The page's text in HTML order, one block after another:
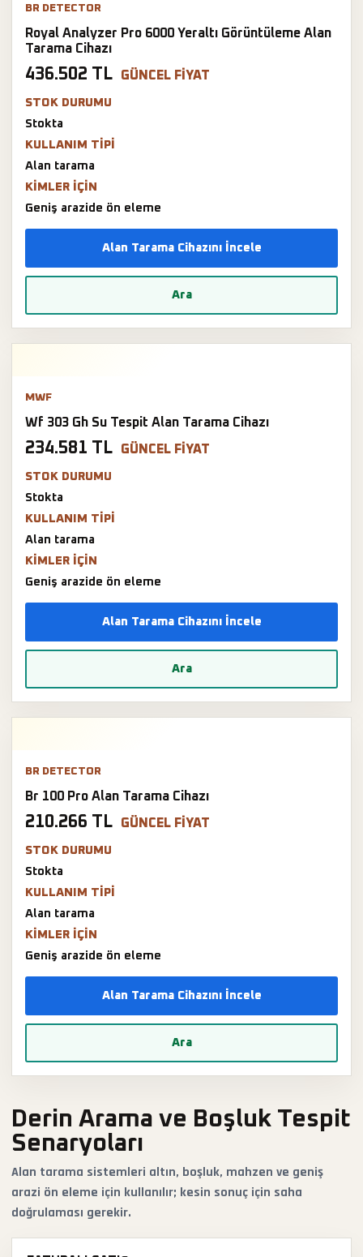
BR DETECTOR
Royal Analyzer Pro 6000 Yeraltı Görüntüleme Alan
Tarama Cihazı
436.502 TL GÜNCEL FIYAT
STOK DURUMU
Stokta
KULLANIM TIPI
Alan tarama
KIMLER IÇIN
Geniş arazide ön eleme
Alan Tarama Cihazını İncele
Ara
MWF
Wf 303 Gh Su Tespit Alan Tarama Cihazı
234.581 TL GÜNCEL FIYAT
STOK DURUMU
Stokta
KULLANIM TIPI
Alan tarama
KIMLER IÇIN
Geniş arazide ön eleme
Alan Tarama Cihazını İncele
Ara
BR DETECTOR
Br 100 Pro Alan Tarama Cihazı
210.266 TL GÜNCEL FIYAT
STOK DURUMU
Stokta
KULLANIM TIPI
Alan tarama
KIMLER IÇIN
Geniş arazide ön eleme
Alan Tarama Cihazını İncele
Ara
Derin Arama ve Boşluk Tespit
Senaryoları
Alan tarama sistemleri altın, boşluk, mahzen ve geniş
arazi ön eleme için kullanılır; kesin sonuç için saha
doğrulaması gerekir.